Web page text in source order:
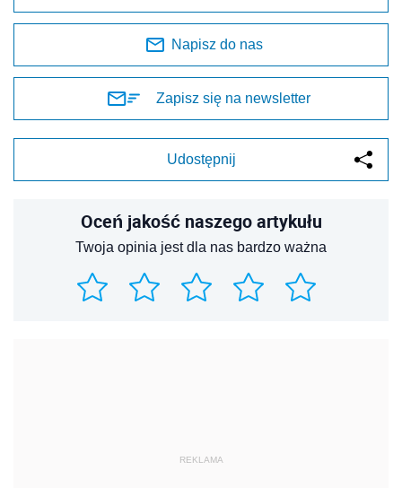
Napisz do nas
Zapisz się na newsletter
Udostępnij
Oceń jakość naszego artykułu
Twoja opinia jest dla nas bardzo ważna
REKLAMA